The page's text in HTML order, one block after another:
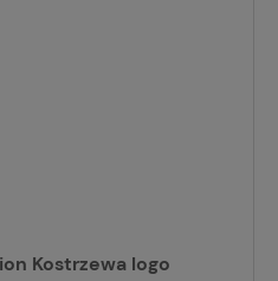
Kostrzewa logo